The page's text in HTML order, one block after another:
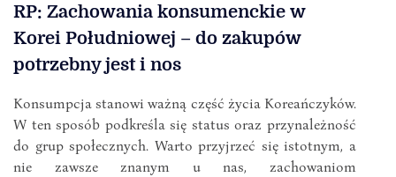
RP: Zachowania konsumenckie w
Korei Południowej – do zakupów
potrzebny jest i nos
Konsumpcja stanowi ważną część życia Koreańczyków.
W ten sposób podkreśla się status oraz przynależność
do grup społecznych. Warto przyjrzeć się istotnym, a
nie zawsze znanym u nas, zachowaniom